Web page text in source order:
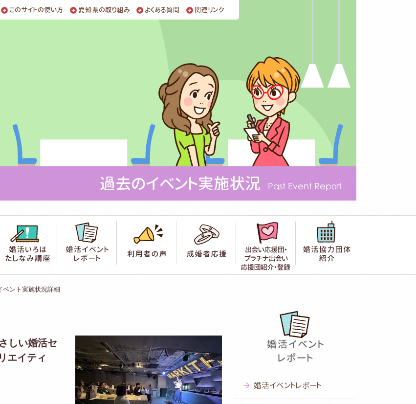
このサイトの使い方 愛知県の取り組み よくある質問 関連リンク
過去のイベント実施状況 Past Event Report
婚活いろは たしなみ講座婚活イベントレポート 出会い応援団紹介・登録
ベント実施状況詳細
しい婚活セ
エイティ
婚活イベントレポート